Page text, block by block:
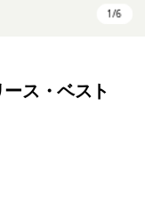
ス・ベスト